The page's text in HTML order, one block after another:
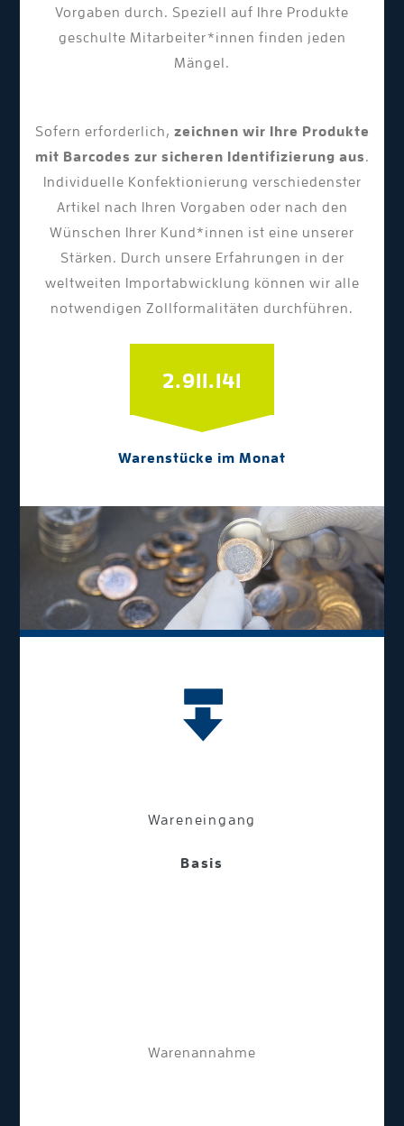
Vorgaben durch. Speziell auf Ihre Produkte
geschulte Mitarbeiter*innen finden jeden
Mängel.
Sofern erforderlich, zeichnen wir Ihre Produkte
mit Barcodes zur sicheren Identifizierung aus.
Individuelle Konfektionierung verschiedenster
Artikel nach Ihren Vorgaben oder nach den
Wünschen Ihrer Kund*innen ist eine unserer
Stärken. Durch unsere Erfahrungen in der
weltweiten Importabwicklung können wir alle
notwendigen Zollformalitäten durchführen.
2.989.454
Warenstücke im Monat
Wareneingang
Basis
Warenannahme